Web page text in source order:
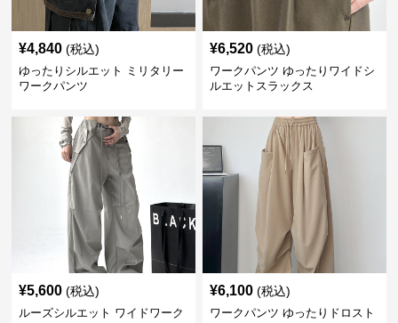
¥4,840 (税込)
ゆったりシルエット ミリタリー
ワークパンツ
¥6,520 (税込)
ワークパンツ ゆったりワイドシ
ルエットスラックス
¥5,600 (税込)
ルーズシルエット ワイドワーク
¥6,100 (税込)
ワークパンツ ゆったりドロスト